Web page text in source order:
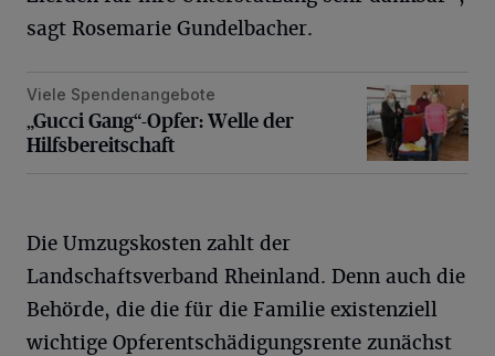
sagt Rosemarie Gundelbacher.
„Gucci Gang“-Opfer: Welle der Hilfsbereitschaft
Viele Spendenangebote
„Gucci Gang“-Opfer: Welle der
Hilfsbereitschaft
Die Umzugskosten zahlt der
Landschaftsverband Rheinland. Denn auch die
Behörde, die die für die Familie existenziell
wichtige Opferentschädigungsrente zunächst